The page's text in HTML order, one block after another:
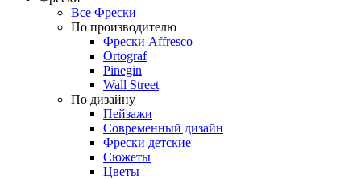
Все Фрески
По производителю
Фрески Affresco
Ortograf
Pinegin
Wall Street
По дизайну
Пейзажи
Современный дизайн
Фрески детские
Сюжеты
Цветы